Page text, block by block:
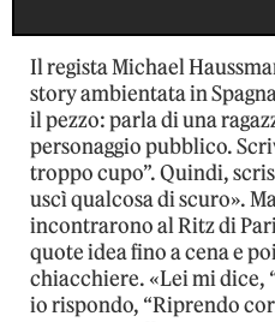
Il regista Michael
story ambientata in
il pezzo: parla di una
personaggio pubblico.
troppo cupo”. Quindi,
uscì qualcosa di scuro».
incontrarono al Ritz di
quote idea fino a cena e
chiacchiere. «Lei mi dice,
io rispondo, “Riprendo